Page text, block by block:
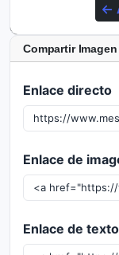
Compartir Imagen
Enlace directo
Enlace de
Enlace de